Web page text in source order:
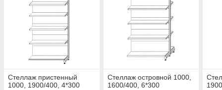
Стеллаж пристенный
1000, 1900/400, 4*300
Стеллаж островной 1000,
1600/400, 6*300